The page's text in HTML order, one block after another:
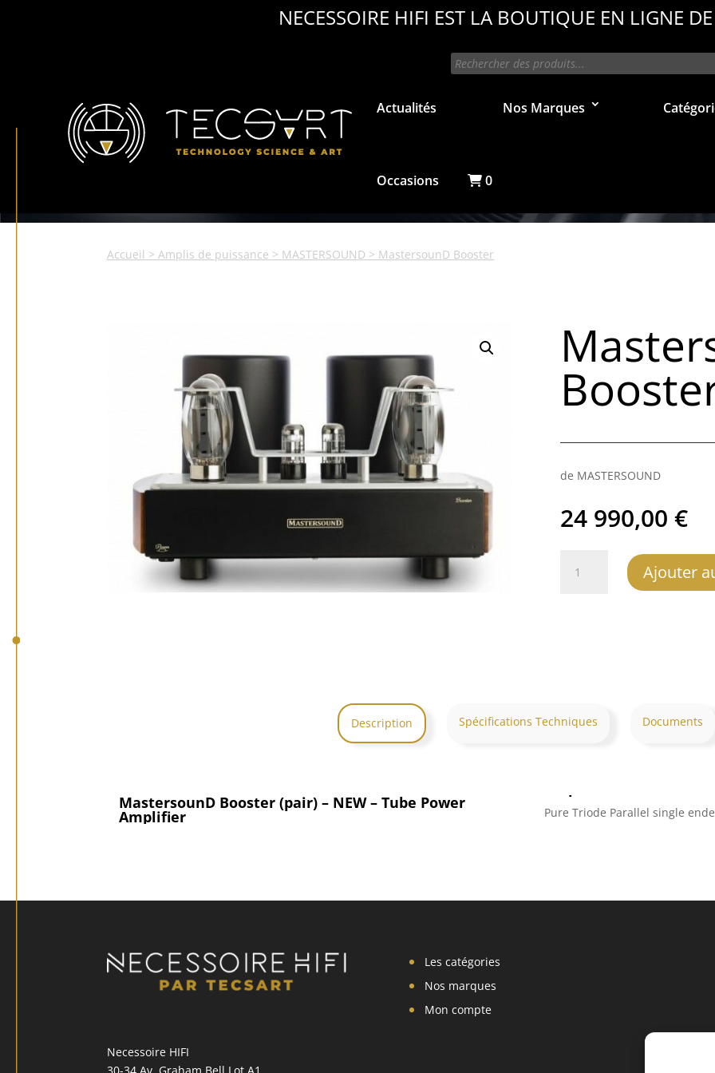
NECESSOIRE HIFI EST LA BOUTIQUE EN LIGNE DE
Recherche
de
produits
Actualités Nos Marques
Occasions 0
Accueil >Amplis de puissance > MASTERSOUND > MastersounD Booster
de MASTERSOUND
24 990,00 €
Ajouter
Description Spécifications Techniques Documents
MastersounD Booster (pair) – NEW – Tube Power
Amplifier Pure Triode Parallel single
Necessoire HIFI
30-34 Av. Graham Bell Lot A1
Les catégories
Nos marques
Mon compte